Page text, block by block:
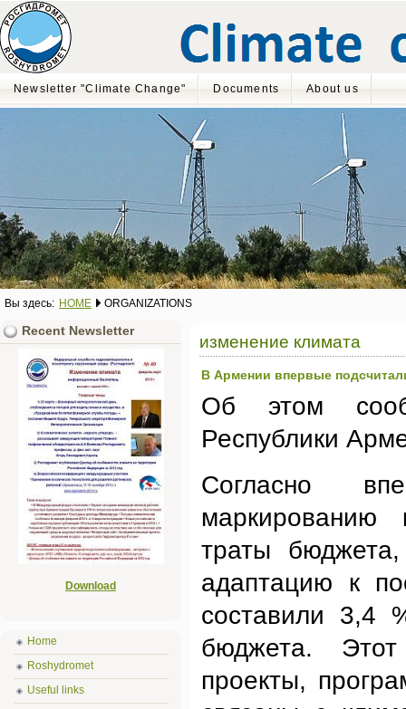
Newsletter "Climate Change" Documents About us
Вы здесь: HOME ORGANIZATIONS
изменение климата
В Армении впервые
Об этом
Республики
Согласно
маркированию
траты
адаптацию к
составили 3,4
бюджета.
проекты,
Recent Newsletter
Download
Home
Roshydromet
Useful links